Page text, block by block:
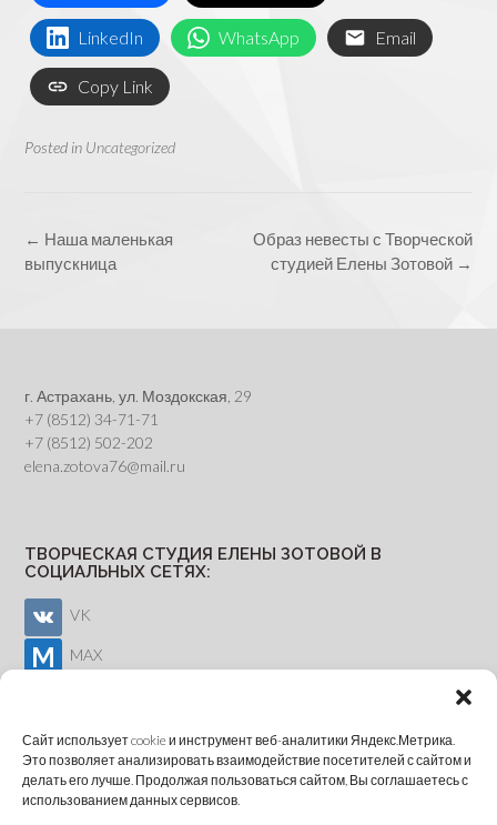
Сайт использует cookie и инструмент веб-аналитики Яндекс.Метрика.
Это позволяет анализировать взаимодействие посетителей с сайтом и
делать его лучше. Продолжая пользоваться сайтом, Вы соглашаетесь с
использованием данных сервисов.
LinkedIn WhatsApp Email
Copy Link
Posted in Uncategorized
Post
navigation
Образ невесты с Творческой
студией Елены Зотовой →
← Наша маленькая
выпускница
г. Астрахань, ул. Моздокская, 29
+7 (8512) 34-71-71
+7 (8512) 502-202
elena.zotova76@mail.ru
ТВОРЧЕСКАЯ СТУДИЯ ЕЛЕНЫ ЗОТОВОЙ В
СОЦИАЛЬНЫХ СЕТЯХ:
VK
MAX
ОНЛАЙН-ЗАПИСЬ